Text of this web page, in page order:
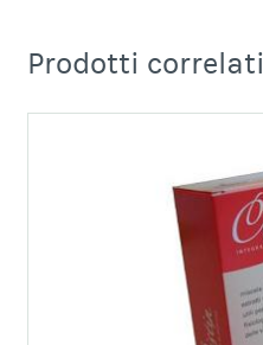
Prodotti correlati